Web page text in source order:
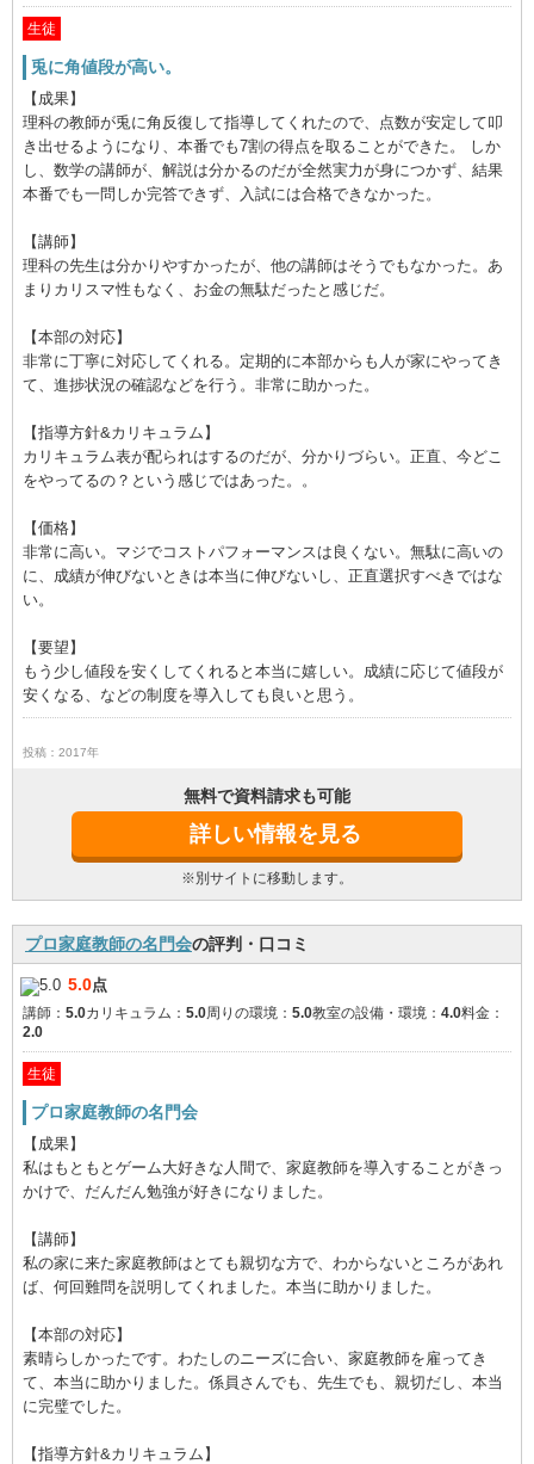
生徒
兎に角値段が高い。
【成果】
理科の教師が兎に角反復して指導してくれたので、点数が安定して叩
き出せるようになり、本番でも7割の得点を取ることができた。 しか
し、数学の講師が、解説は分かるのだが全然実力が身につかず、結果
本番でも一問しか完答できず、入試には合格できなかった。
【講師】
理科の先生は分かりやすかったが、他の講師はそうでもなかった。あ
まりカリスマ性もなく、お金の無駄だったと感じだ。
【本部の対応】
非常に丁寧に対応してくれる。定期的に本部からも人が家にやってき
て、進捗状況の確認などを行う。非常に助かった。
【指導方針&カリキュラム】
カリキュラム表が配られはするのだが、分かりづらい。正直、今どこ
をやってるの？という感じではあった。。
【価格】
非常に高い。マジでコストパフォーマンスは良くない。無駄に高いの
に、成績が伸びないときは本当に伸びないし、正直選択すべきではな
い。
【要望】
もう少し値段を安くしてくれると本当に嬉しい。成績に応じて値段が
安くなる、などの制度を導入しても良いと思う。
投稿：2017年
無料で資料請求も可能
詳しい情報を見る
※別サイトに移動します。
プロ家庭教師の名門会の評判・口コミ
5.0点
講師： 5.0カリキュラム： 5.0周りの環境： 5.0教室の設備・環境： 4.0料金：
2.0
生徒
プロ家庭教師の名門会
【成果】
私はもともとゲーム大好きな人間で、家庭教師を導入することがきっ
かけで、だんだん勉強が好きになりました。
【講師】
私の家に来た家庭教師はとても親切な方で、わからないところがあれ
ば、何回難問を説明してくれました。本当に助かりました。
【本部の対応】
素晴らしかったです。わたしのニーズに合い、家庭教師を雇ってき
て、本当に助かりました。係員さんでも、先生でも、親切だし、本当
に完璧でした。
【指導方針&カリキュラム】